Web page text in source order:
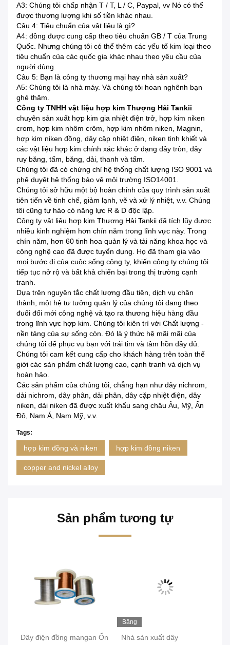
A3: Chúng tôi chấp nhận T / T, L / C, Paypal, vv Nó có thể
được thương lượng khi số tiền khác nhau.
Câu 4: Tiêu chuẩn của vật liệu là gì?
A4: đồng được cung cấp theo tiêu chuẩn GB / T của Trung
Quốc. Nhưng chúng tôi có thể thêm các yếu tố kim loại theo
tiêu chuẩn của các quốc gia khác nhau theo yêu cầu của
người dùng.
Câu 5: Bạn là công ty thương mại hay nhà sản xuất?
A5: Chúng tôi là nhà máy. Và chúng tôi hoan nghênh bạn
ghé thăm.
Công ty TNHH vật liệu hợp kim Thượng Hải Tankii
chuyên sản xuất hợp kim gia nhiệt điện trở, hợp kim niken
crom, hợp kim nhôm crôm, hợp kim nhôm niken, Magnin,
hợp kim niken đồng, dây cặp nhiệt điện, niken tinh khiết và
các vật liệu hợp kim chính xác khác ở dạng dây tròn, dây
ruy băng, tấm, băng, dải, thanh và tấm.
Chúng tôi đã có chứng chỉ hệ thống chất lượng ISO 9001 và
phê duyệt hệ thống bảo vệ môi trường ISO14001.
Chúng tôi sở hữu một bộ hoàn chỉnh của quy trình sản xuất
tiên tiến về tinh chế, giảm lạnh, vẽ và xử lý nhiệt, v.v. Chúng
tôi cũng tự hào có năng lực R & D độc lập.
Công ty vật liệu hợp kim Thượng Hải Tankii đã tích lũy được
nhiều kinh nghiệm hơn chín năm trong lĩnh vực này. Trong
chín năm, hơn 60 tinh hoa quản lý và tài năng khoa học và
công nghệ cao đã được tuyển dụng. Họ đã tham gia vào
mọi bước đi của cuộc sống công ty, khiến công ty chúng tôi
tiếp tục nở rộ và bất khả chiến bại trong thị trường cạnh
tranh.
Dựa trên nguyên tắc chất lượng đầu tiên, dịch vụ chân
thành, một hệ tư tưởng quản lý của chúng tôi đang theo
đuổi đổi mới công nghệ và tạo ra thương hiệu hàng đầu
trong lĩnh vực hợp kim. Chúng tôi kiên trì với Chất lượng -
nền tảng của sự sống còn. Đó là ý thức hệ mãi mãi của
chúng tôi để phục vụ bạn với trái tim và tâm hồn đầy đủ.
Chúng tôi cam kết cung cấp cho khách hàng trên toàn thế
giới các sản phẩm chất lượng cao, cạnh tranh và dịch vụ
hoàn hảo.
Các sản phẩm của chúng tôi, chẳng hạn như dây nichrom,
dải nichrom, dây phân, dải phân, dây cặp nhiệt điện, dây
niken, dải niken đã được xuất khẩu sang châu Âu, Mỹ, Ấn
Độ, Nam Á, Nam Mỹ, v.v.
Tags:
hợp kim đồng và niken hợp kim đồng niken
copper and nickel alloy
Sản phẩm tương tự
Dây điện đồng mangan Ổn
Băng
Nhà sản xuất dây